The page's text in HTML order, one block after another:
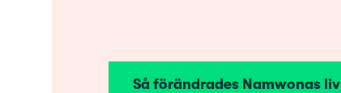
Så förändrades Namwonas liv